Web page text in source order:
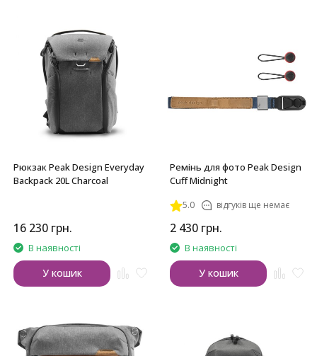
Рюкзак Peak Design Everyday
Backpack 20L Charcoal
16 230 грн.
В наявності
У кошик
Ремінь для фото Peak Design
Cuff Midnight
5.0 відгуків ще немає
2 430 грн.
В наявності
У кошик